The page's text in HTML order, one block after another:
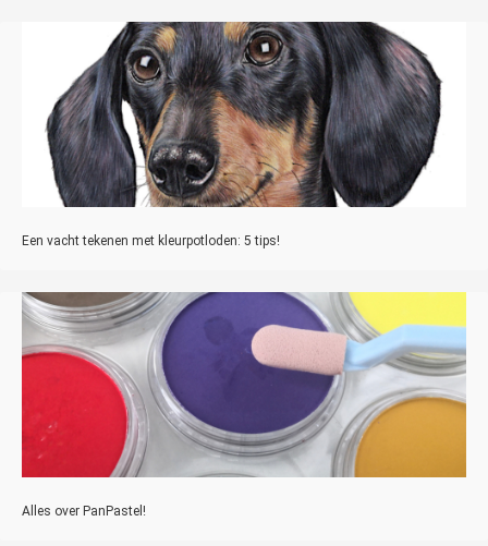
Een vacht tekenen met kleurpotloden: 5 tips!
Alles over PanPastel!